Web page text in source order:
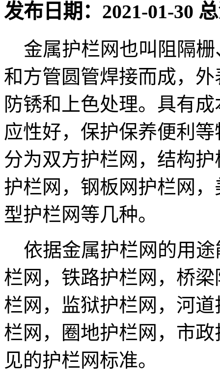
发布日期：2021-01-30
金属护栏网也叫阻隔栅
和方管圆管焊接而成，
防锈和上色处理。具有
应性好，保护保养便利
分为双方护栏网，结构
护栏网，钢板网护栏网
型护栏网等几种。
依据金属护栏网的用途
栏网，铁路护栏网，桥
栏网，监狱护栏网，河
栏网，圈地护栏网，市
见的护栏网标准。